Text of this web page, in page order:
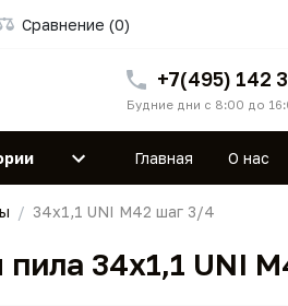
Сравнение (0)
+7(495) 142
Будние дни с 8:00 до
Главная О нас
34х1,1 UNI M42 шаг 3/4
пила 34х1,1 UNI